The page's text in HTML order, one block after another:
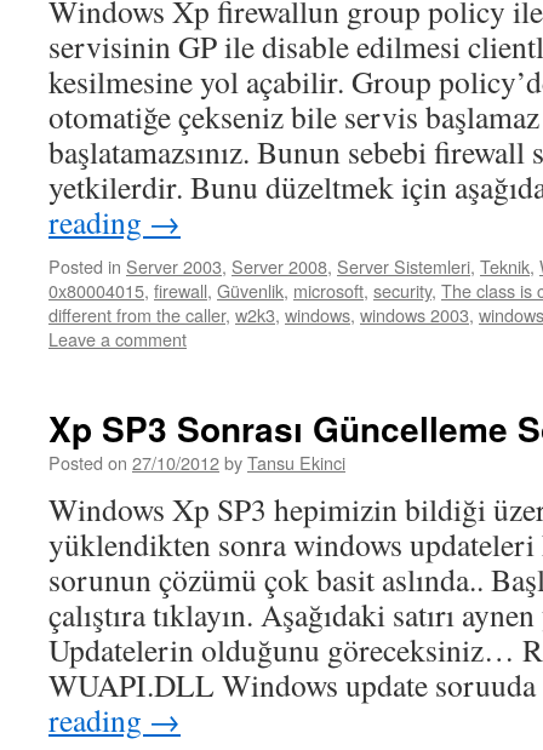
Windows Xp firewallun group policy ile
servisinin GP ile disable edilmesi
kesilmesine yol açabilir. Group
otomatiğe çekseniz bile servis
başlatamazsınız. Bunun sebebi
yetkilerdir. Bunu düzeltmek için
reading →
Posted in Server 2003, Server 2008, Server Sistemleri, Teknik,
0x80004015, firewall, Güvenlik, microsoft, security, The class is
different from the caller, w2k3, windows, windows 2003,
Leave a comment
Xp SP3 Sonrası Güncelleme
Posted on 27/10/2012byTansu Ekinci
Windows Xp SP3 hepimizin bildiği
yüklendikten sonra windows
sorunun çözümü çok basit aslında..
çalıştıra tıklayın. Aşağıdaki satırı
Updatelerin olduğunu göreceksiniz…
WUAPI.DLL Windows update
reading →